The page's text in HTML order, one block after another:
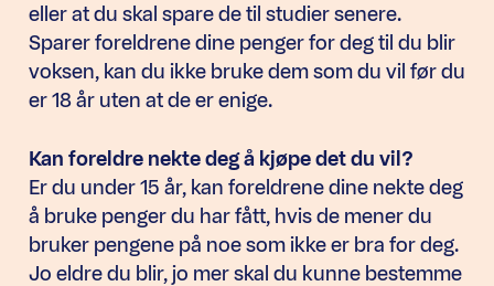
eller at du skal spare de til studier senere.
Sparer foreldrene dine penger for deg til du blir
voksen, kan du ikke bruke dem som du vil før du
er 18 år uten at de er enige.
Kan foreldre nekte deg å kjøpe det du vil?
Er du under 15 år, kan foreldrene dine nekte deg
å bruke penger du har fått, hvis de mener du
bruker pengene på noe som ikke er bra for deg.
Jo eldre du blir, jo mer skal du kunne bestemme